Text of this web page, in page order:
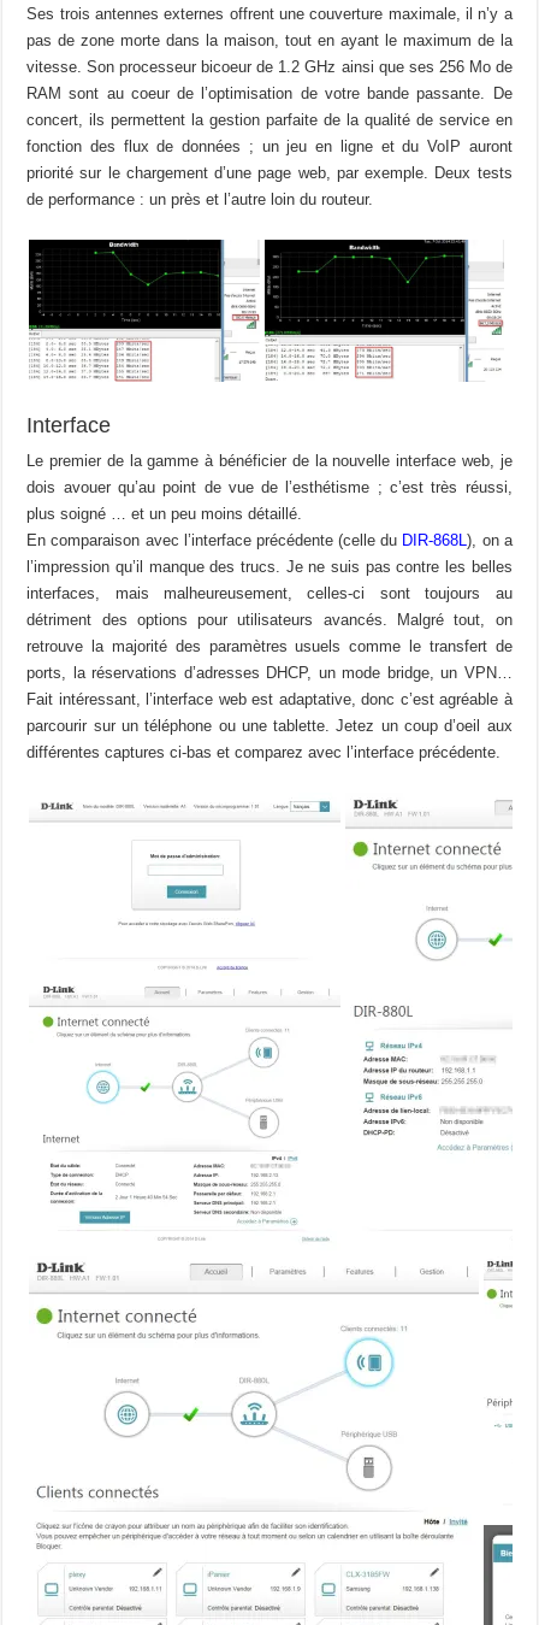
Ses trois antennes externes offrent une couverture maximale, il n’y a
pas de zone morte dans la maison, tout en ayant le maximum de la
vitesse. Son processeur bicoeur de 1.2 GHz ainsi que ses 256 Mo de
RAM sont au coeur de l’optimisation de votre bande passante. De
concert, ils permettent la gestion parfaite de la qualité de service en
fonction des flux de données ; un jeu en ligne et du VoIP auront
priorité sur le chargement d’une page web, par exemple. Deux tests
de performance : un près et l’autre loin du routeur.
Interface
Le premier de la gamme à bénéficier de la nouvelle interface web, je
dois avouer qu’au point de vue de l’esthétisme ; c’est très réussi,
plus soigné … et un peu moins détaillé.
En comparaison avec l’interface précédente (celle du DIR-868L), on a
l’impression qu’il manque des trucs. Je ne suis pas contre les belles
interfaces, mais malheureusement, celles-ci sont toujours au
détriment des options pour utilisateurs avancés. Malgré tout, on
retrouve la majorité des paramètres usuels comme le transfert de
ports, la réservations d’adresses DHCP, un mode bridge, un VPN…
Fait intéressant, l’interface web est adaptative, donc c’est agréable à
parcourir sur un téléphone ou une tablette. Jetez un coup d’oeil aux
différentes captures ci-bas et comparez avec l’interface précédente.